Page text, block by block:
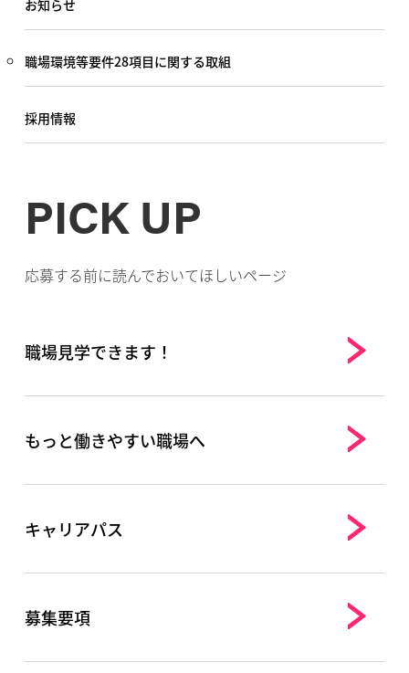
お知らせ
職場環境等要件28項目に関する取組
採用情報
PICK UP
応募する前に読んでおいてほしいページ
職場見学できます！
もっと働きやすい職場へ
キャリアパス
募集要項